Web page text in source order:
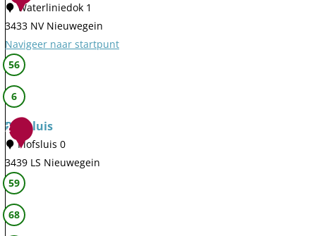
Waterliniedok 1
3433 NV Nieuwegein
Navigeer naar startpunt
T
O
P
i
n
i
e
l
a
56
6
2
Plofsluis
Plofsluis 0
3439 LS Nieuwegein
P
o
59
68